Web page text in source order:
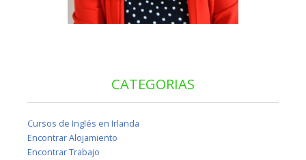
CATEGORIAS
Cursos de Inglés en Irlanda
Encontrar Alojamiento
Encontrar Trabajo